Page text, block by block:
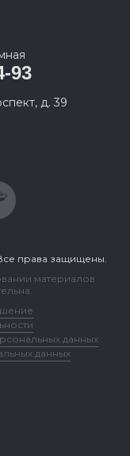
93
д. 39
права защищены.
материалов
данных
данных